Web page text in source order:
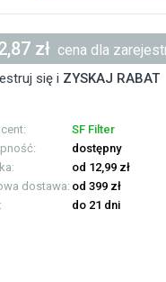
zł cena dla
się i ZYSKAJ RABAT
SF Filter
dostępny
od 12,99 zł
dostawa: od 399 zł
do 21 dni